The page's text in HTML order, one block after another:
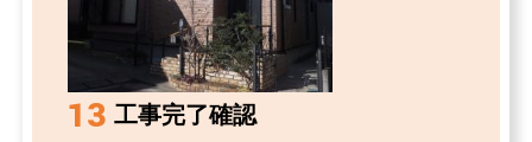
13 工事完了確認